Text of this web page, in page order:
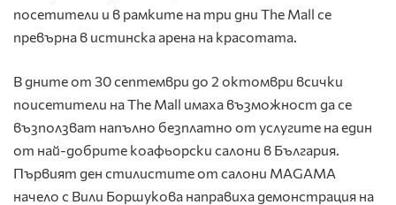
посетители и в рамките на три дни The Mall се
превърна в истинска арена на красотата.
В дните от 30 септември до 2 октомври всички
поисетители на The Mall имаха възможност да се
възползват напълно безплатно от услугите на един
от най-добрите коафьорски салони в България.
Първият ден стилистите от салони MAGAMA
начело с Вили Боршукова направиха демонстрация на